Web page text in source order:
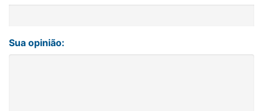
Sua opinião: